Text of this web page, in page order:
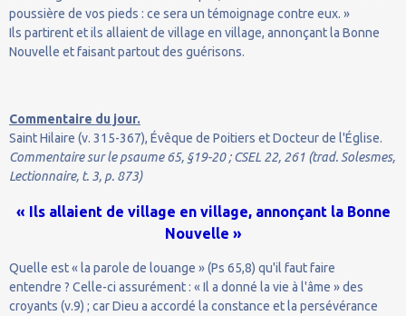
poussière de vos pieds : ce sera un témoignage contre eux. »
Ils partirent et ils allaient de village en village, annonçant la Bonne
Nouvelle et faisant partout des guérisons.
Commentaire du jour.
Saint Hilaire (v. 315-367), Évêque de Poitiers et Docteur de l'Église.
Commentaire sur le psaume 65, §19-20 ; CSEL 22, 261 (trad. Solesmes,
Lectionnaire, t. 3, p. 873)
« Ils allaient de village en village, annonçant la Bonne
Nouvelle »
Quelle est « la parole de louange » (Ps 65,8) qu'il faut faire
entendre ? Celle-ci assurément : « Il a donné la vie à l'âme » des
croyants (v.9) ; car Dieu a accordé la constance et la persévérance